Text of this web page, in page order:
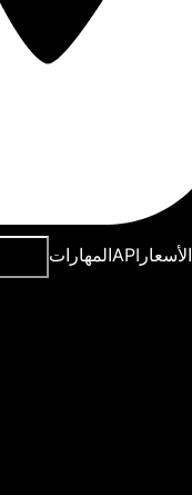
المهاراتAPI الأسعار